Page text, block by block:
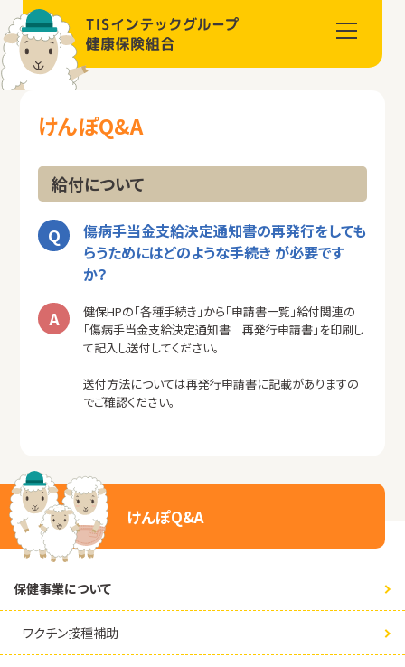
けんぽQ&A
給付について
傷病手当金支給決定通知書の再発行をしても
らうためにはどのような手続き が必要です
か？
健保HPの「各種手続き」から「申請書一覧」給付関連の
「傷病手当金支給決定通知書 再発行申請書」を印刷し
て記入し送付してください。
送付方法については再発行申請書に記載がありますの
でご確認ください。
けんぽQ&A
保健事業について
ワクチン接種補助